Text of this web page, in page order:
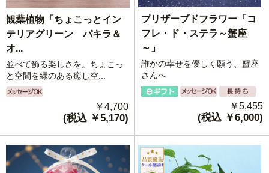
観葉植物「ちょこっとイン
テリアグリーン パキラ＆
オ...
並べて飾る楽しさを。ちょこっ
と空間を緑のある癒し空...
￥4,700
(税込 ￥5,170)
プリザーブドフラワー「コ
フレ・ド・ステラ～蟹座
～」
誰かの幸せを優しく願う、蟹座
さんへ
￥5,455
(税込 ￥6,000)